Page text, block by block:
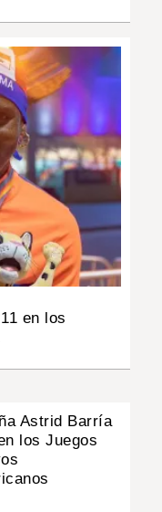
en los
Astrid Barría
los Juegos